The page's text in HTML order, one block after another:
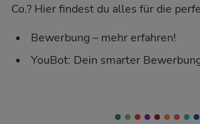
Co.? Hier findest du alles für die
Bewerbung – mehr erfahren!
YouBot: Dein smarter